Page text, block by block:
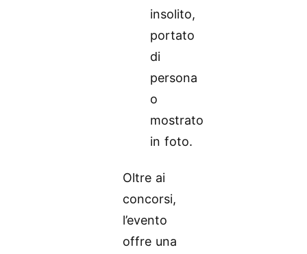
insolito,
portato
di
persona
o
mostrato
in foto.
Oltre ai
concorsi,
l’evento
offre una